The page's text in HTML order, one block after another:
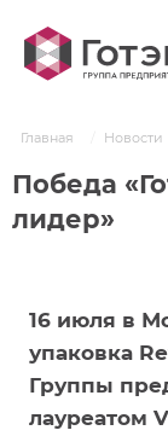
Главная Новости
Победа
лидер»
16 июля в
упаковка
Группы
лауреатом